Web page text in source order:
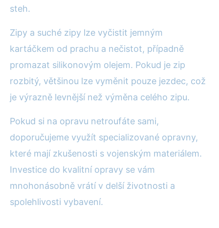
steh.
Zipy a suché zipy lze vyčistit jemným
kartáčkem od prachu a nečistot, případně
promazat silikonovým olejem. Pokud je zip
rozbitý, většinou lze vyměnit pouze jezdec, což
je výrazně levnější než výměna celého zipu.
Pokud si na opravu netroufáte sami,
doporučujeme využít specializované opravny,
které mají zkušenosti s vojenským materiálem.
Investice do kvalitní opravy se vám
mnohonásobně vrátí v delší životnosti a
spolehlivosti vybavení.